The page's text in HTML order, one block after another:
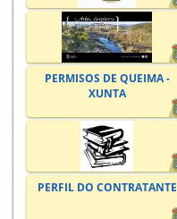
PERMISOS DE QUEIMA -
XUNTA
PERFIL DO CONTRATANTE